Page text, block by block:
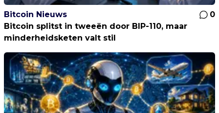
Bitcoin Nieuws
0
Bitcoin splitst in tweeën door BIP-110, maar
minderheidsketen valt stil